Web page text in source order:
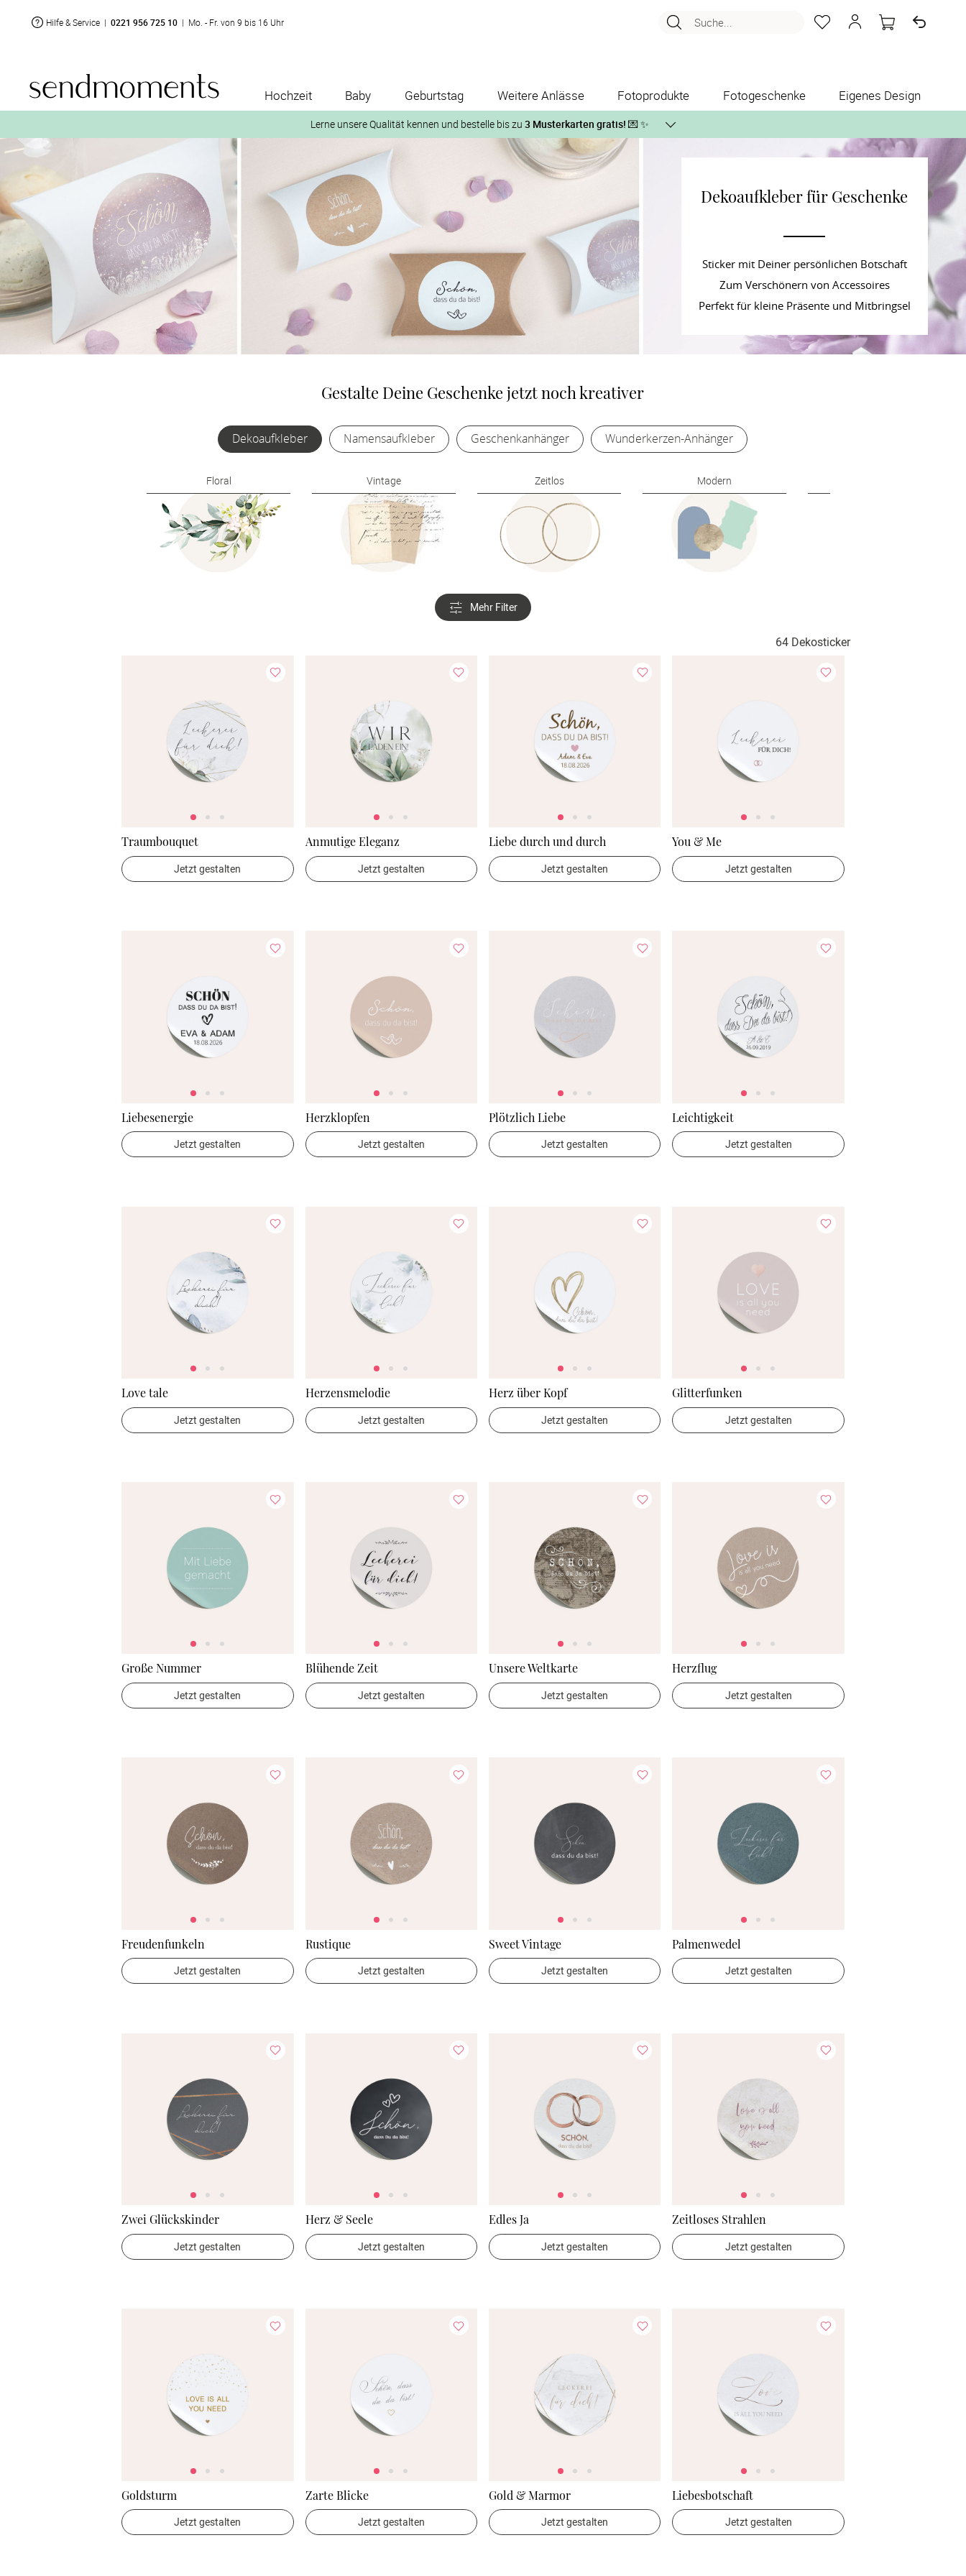
Hilfe & Service | 0221 956 725 10 | Mo. - Fr. von 9 bis 16 Uhr Suche...
Hochzeit Baby Geburtstag Weitere Anlässe Fotoprodukte Fotogeschenke Eigenes Design
Lerne unsere Qualität kennen und bestelle bis zu 3 Musterkarten gratis! 💌 ✨
1. Wähle bis zu 3 Kartendesigns
2. Aktiviere „kostenlose Musterkarte“
auf der jeweiligen Produktseite und lasse Dir die Karten kostenlos per Post zusenden.Dekoaufkleber für Geschenke
Sticker mit Deiner persönlichen Botschaft
Zum Verschönern von Accessoires
Perfekt für kleine Präsente und Mitbringsel
Gestalte Deine Geschenke jetzt noch kreativer
Dekoaufkleber Namensaufkleber Geschenkanhänger Wunderkerzen-Anhänger
Floral Vintage Zeitlos Modern
Mehr Filter
64 Dekosticker
Traumbouquet
Jetzt gestalten
Anmutige Eleganz
Jetzt gestalten
Liebe durch und durch
Jetzt gestalten
You & Me
Jetzt gestalten
Liebesenergie
Jetzt gestalten
Herzklopfen
Jetzt gestalten
Plötzlich Liebe
Jetzt gestalten
Leichtigkeit
Jetzt gestalten
Love tale
Jetzt gestalten
Herzensmelodie
Jetzt gestalten
Herz über Kopf
Jetzt gestalten
Glitterfunken
Jetzt gestalten
Große Nummer
Jetzt gestalten
Blühende Zeit
Jetzt gestalten
Unsere Weltkarte
Jetzt gestalten
Herzflug
Jetzt gestalten
Freudenfunkeln
Jetzt gestalten
Rustique
Jetzt gestalten
Sweet Vintage
Jetzt gestalten
Palmenwedel
Jetzt gestalten
Zwei Glückskinder
Jetzt gestalten
Herz & Seele
Jetzt gestalten
Edles Ja
Jetzt gestalten
Zeitloses Strahlen
Jetzt gestalten
Goldsturm
Jetzt gestalten
Zarte Blicke
Jetzt gestalten
Gold & Marmor
Jetzt gestalten
Liebesbotschaft
Jetzt gestalten